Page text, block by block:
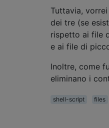
Tuttavia,
dei tre (se
rispetto ai file
e ai file di
Inoltre, come
eliminano i
shell-script
files